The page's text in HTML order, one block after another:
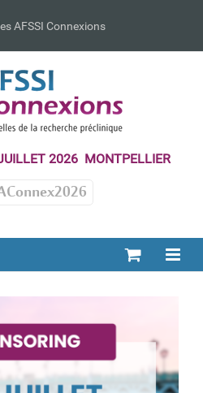
AFSSI Connexions
2026 MONTPELLIER